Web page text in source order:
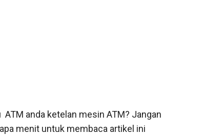
anda ketelan mesin ATM? Jangan
menit untuk membaca artikel ini